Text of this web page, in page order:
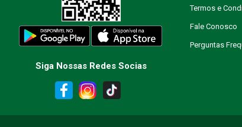
Siga Nossas Redes Socias
Termos e
Fale Conosco
Perguntas